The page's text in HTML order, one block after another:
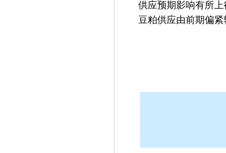
供应预期影响有所
豆粕供应由前期偏